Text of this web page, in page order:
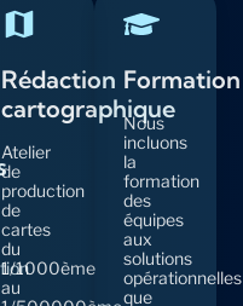
Rédaction
cartographique
Atelier
de
production
de
cartes
du
1/1000ème
au
Formation
Nous
incluons
la
formation
des
équipes
aux
solutions
opérationnelles
que